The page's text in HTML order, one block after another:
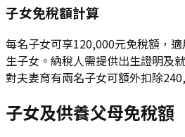
子女免稅額計算
每名子女可享120,000元免稅額，
生子女。納稅人需提供出生證明及
對夫妻育有兩名子女可額外扣除
子女及供養父母免稅額